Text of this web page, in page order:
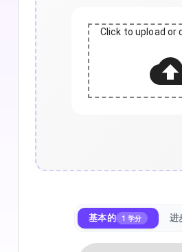
Click to upload or
基本的 1 学分 进